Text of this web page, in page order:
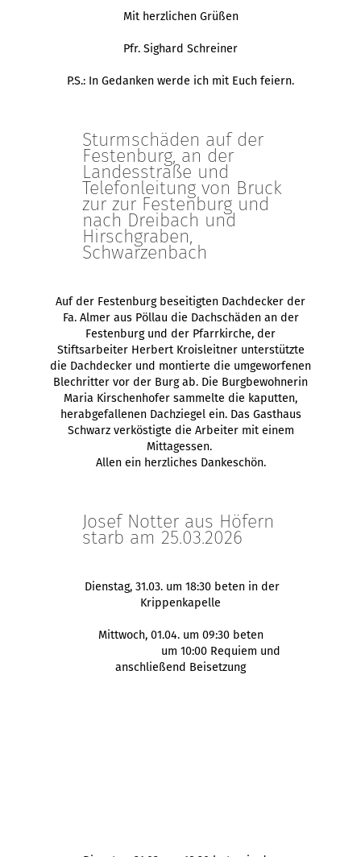
Mit herzlichen Grüßen
Pfr. Sighard Schreiner
P.S.: In Gedanken werde ich mit Euch feiern.
Sturmschäden auf der
Festenburg, an der
Landesstraße und
Telefonleitung von Bruck
zur zur Festenburg und
nach Dreibach und
Hirschgraben,
Schwarzenbach
Auf der Festenburg beseitigten Dachdecker der
Fa. Almer aus Pöllau die Dachschäden an der
Festenburg und der Pfarrkirche, der
Stiftsarbeiter Herbert Kroisleitner unterstützte
die Dachdecker und montierte die umgeworfenen
Blechritter vor der Burg ab. Die Burgbewohnerin
Maria Kirschenhofer sammelte die kaputten,
herabgefallenen Dachziegel ein. Das Gasthaus
Schwarz verköstigte die Arbeiter mit einem
Mittagessen.
Allen ein herzliches Dankeschön.
Josef Notter aus Höfern
starb am 25.03.2026
Dienstag, 31.03. um 18:30 beten in der
Krippenkapelle
Mittwoch, 01.04. um 09:30 beten
um 10:00 Requiem und
anschließend Beisetzung